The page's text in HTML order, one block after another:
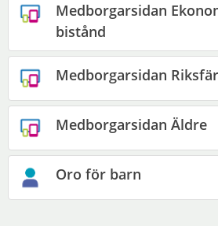
Medborgarsidan
bistånd
Medborgarsidan
Medborgarsidan Äldre
Oro för barn